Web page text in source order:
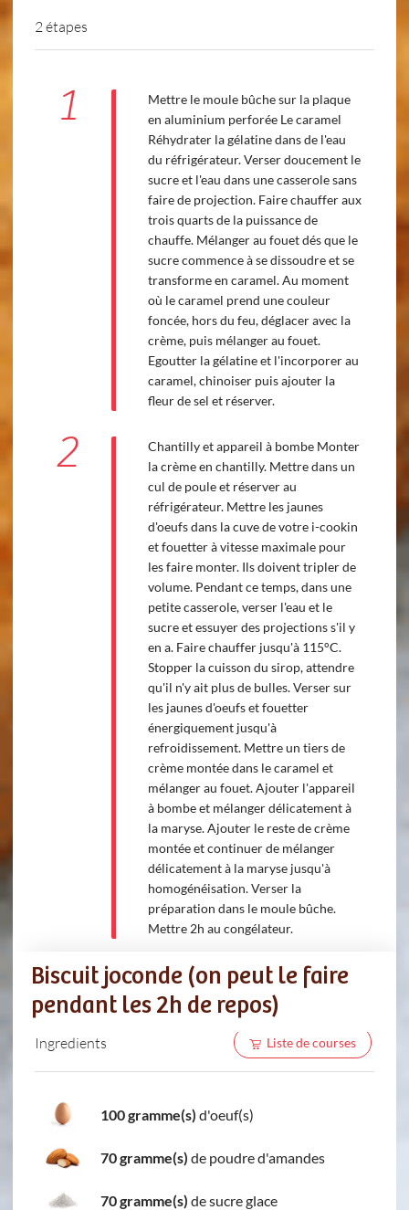
2 étapes
1
Mettre le moule bûche sur la plaque
en aluminium perforée Le caramel
Réhydrater la gélatine dans de l'eau
du réfrigérateur. Verser doucement le
sucre et l'eau dans une casserole sans
faire de projection. Faire chauffer aux
trois quarts de la puissance de
chauffe. Mélanger au fouet dés que le
sucre commence à se dissoudre et se
transforme en caramel. Au moment
où le caramel prend une couleur
foncée, hors du feu, déglacer avec la
crème, puis mélanger au fouet.
Egoutter la gélatine et l'incorporer au
caramel, chinoiser puis ajouter la
fleur de sel et réserver.
2
Chantilly et appareil à bombe Monter
la crème en chantilly. Mettre dans un
cul de poule et réserver au
réfrigérateur. Mettre les jaunes
d'oeufs dans la cuve de votre i-cookin
et fouetter à vitesse maximale pour
les faire monter. Ils doivent tripler de
volume. Pendant ce temps, dans une
petite casserole, verser l'eau et le
sucre et essuyer des projections s'il y
en a. Faire chauffer jusqu'à 115°C.
Stopper la cuisson du sirop, attendre
qu'il n'y ait plus de bulles. Verser sur
les jaunes d'oeufs et fouetter
énergiquement jusqu'à
refroidissement. Mettre un tiers de
crème montée dans le caramel et
mélanger au fouet. Ajouter l'appareil
à bombe et mélanger délicatement à
la maryse. Ajouter le reste de crème
montée et continuer de mélanger
délicatement à la maryse jusqu'à
homogénéisation. Verser la
préparation dans le moule bûche.
Mettre 2h au congélateur.
Biscuit joconde (on peut le faire
pendant les 2h de repos)
Ingredients Liste de courses
100 gramme(s) d'oeuf(s)
70 gramme(s) de poudre d'amandes
70 gramme(s) de sucre glace